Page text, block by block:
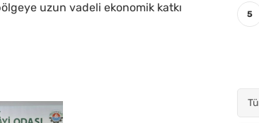
uzun vadeli ekonomik katkı